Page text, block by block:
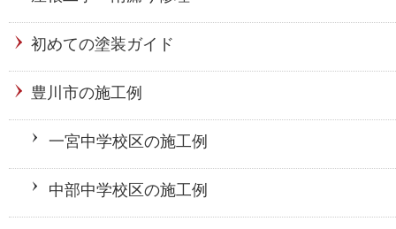
初めての塗装ガイド
豊川市の施工例
一宮中学校区の施工例
中部中学校区の施工例